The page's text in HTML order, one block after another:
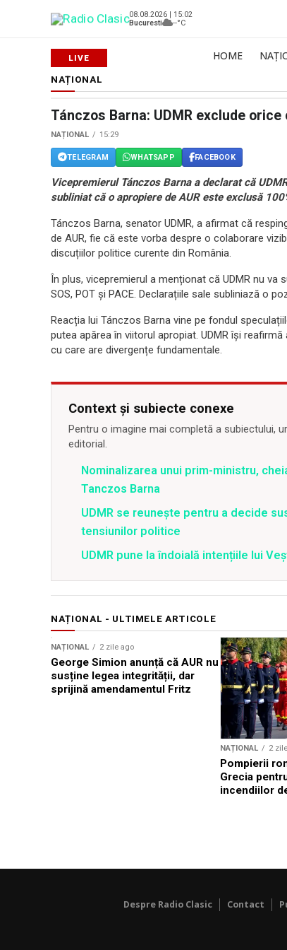
08.08.2026 | 15:02
Bucuresti
--°C
HOME
NAȚIONAL
Tánczos Barna: UDMR exclude
NAȚIONAL 15:29
TELEGRAM WHATSAPP FACEBOOK
Vicepremierul Tánczos Barna a declarat că
subliniat că o apropiere de AUR este exclusă
Tánczos Barna, senator UDMR, a afirmat că
de AUR, fie că este vorba despre o colaborare
discuțiilor politice curente din România.
În plus, vicepremierul a menționat că UDMR nu
SOS, POT și PACE. Declarațiile sale subliniază o
Reacția lui Tánczos Barna vine pe fondul
putea apărea în viitorul apropiat. UDMR își
cu care are divergențe fundamentale.
Context și subiecte conexe
Pentru o imagine mai completă a subiectului,
editorial.
Nominalizarea unui prim-ministru,
Tanczos Barna
UDMR se reunește pentru a decide
tensiunilor politice
UDMR pune la îndoială intențiile lui
NAȚIONAL - ULTIMELE ARTICOLE
NAȚIONAL 2 zile ago
George Simion anunță că AUR nu
susține legea integrității, dar
sprijină amendamentul Fritz
NAȚIONAL 2
Pompierii
Grecia
incendiilor
Despre Radio Clasic Contact